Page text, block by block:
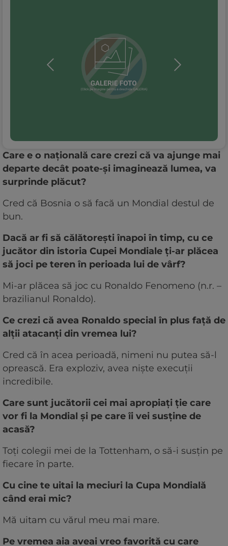
Care e o națională care crezi că va ajunge mai
departe decât poate-și imaginează lumea, va
surprinde plăcut?
Cred că Bosnia o să facă un Mondial destul de
bun.
Dacă ar fi să călătorești înapoi în timp, cu ce
jucător din istoria Cupei Mondiale ți-ar plăcea
să joci pe teren în perioada lui de vârf?
Mi-ar plăcea să joc cu Ronaldo Fenomeno (n.r. –
brazilianul Ronaldo).
Ce crezi că avea Ronaldo special în plus față de
alții atacanți din vremea lui?
Cred că în acea perioadă, nimeni nu putea să-l
oprească. Era exploziv, avea niște execuții
incredibile.
Care sunt jucătorii cei mai apropiați ție care
vor fi la Mondial și pe care îi vei susține de
acasă?
Toți colegii mei de la Tottenham, o să-i susțin pe
fiecare în parte.
Cu cine te uitai la meciuri la Cupa Mondială
când erai mic?
Mă uitam cu vărul meu mai mare.
Pe vremea aia aveai vreo favorită cu care